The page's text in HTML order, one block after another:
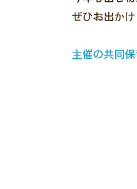
ぜひお出かけ
主催の共同